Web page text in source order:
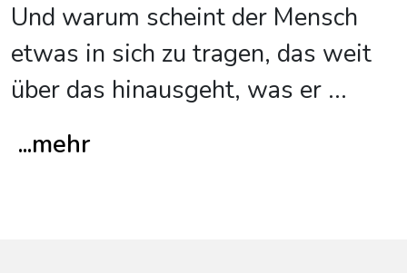
Und warum scheint der Mensch
etwas in sich zu tragen, das weit
über das hinausgeht, was er ...
...mehr